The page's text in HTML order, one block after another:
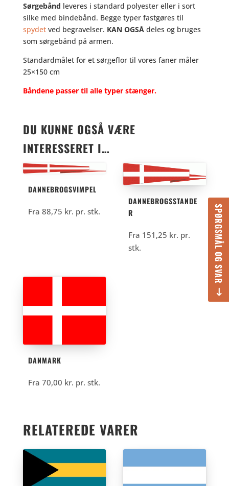
SPØRGSMÅL OG SVAR
Sørgebånd leveres i standard polyester eller i sort
silke med bindebånd. Begge typer fastgøres til
spydetved begravelser. KAN OGSÅdeles og bruges
som sørgebånd på armen.
Standardmålet for et sørgeflor til vores faner måler
25×150 cm
Båndene passer til alle typer stænger.
DU KUNNE OGSÅ VÆRE
INTERESSERET I…
DANNEBROGSVIMPEL
Fra 88,75 kr. pr. stk.
DANNEBROGSSTANDE
R
Fra 151,25 kr. pr.
stk.
DANMARK
Fra 70,00 kr. pr. stk.
RELATEREDE VARER